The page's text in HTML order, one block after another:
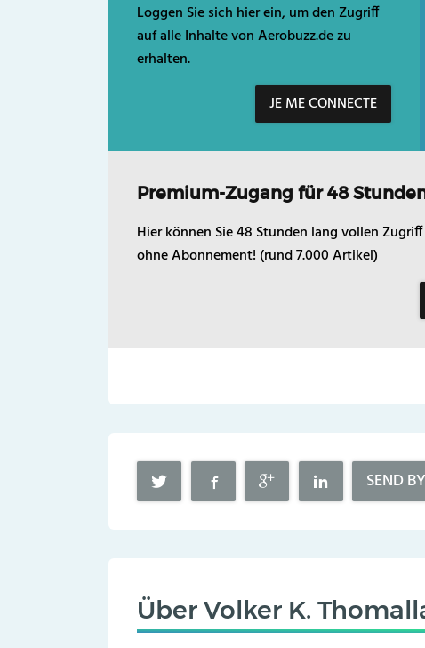
Loggen Sie sich hier ein, um den Zugriff
auf alle Inhalte von Aerobuzz.de zu
erhalten.
JE ME CONNECTE
Premium-Zugang für 48
Hier können Sie 48 Stunden lang vollen
ohne Abonnement! (rund 7.000 Artikel)
SEND
Über Volker K.